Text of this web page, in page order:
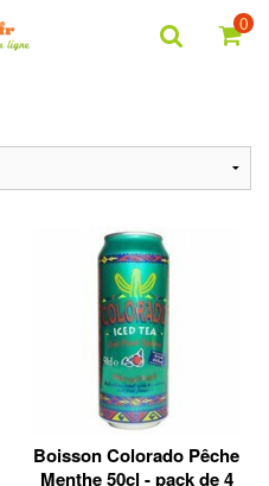
0
Boisson Colorado Pêche
Menthe 50cl - pack de 4